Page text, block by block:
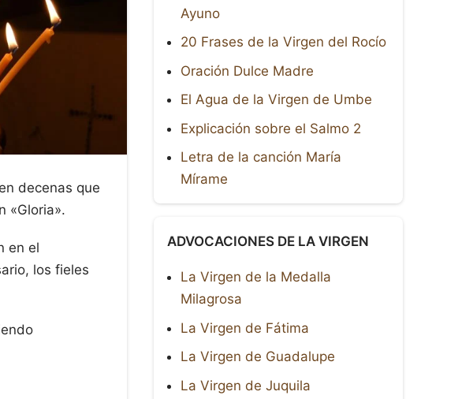
decenas que
«Gloria».
en el
los fieles
Ayuno
20 Frases de la Virgen del Rocío
Oración Dulce Madre
El Agua de la Virgen de Umbe
Explicación sobre el Salmo 2
Letra de la canción María
Mírame
ADVOCACIONES DE LA VIRGEN
La Virgen de la Medalla
Milagrosa
La Virgen de Fátima
La Virgen de Guadalupe
La Virgen de Juquila